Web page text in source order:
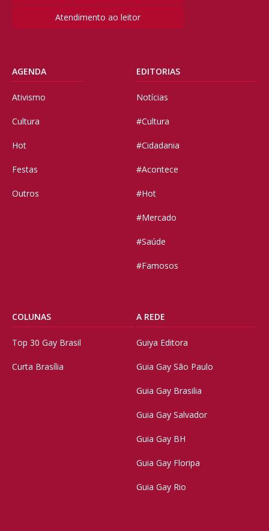
Atendimento ao leitor
AGENDA
Ativismo
Cultura
Hot
Festas
Outros
EDITORIAS
Notícias
#Cultura
#Cidadania
#Acontece
#Hot
#Mercado
#Saúde
#Famosos
COLUNAS
Top 30 Gay Brasil
Curta Brasília
A REDE
Guiya Editora
Guia Gay São Paulo
Guia Gay Brasilia
Guia Gay Salvador
Guia Gay BH
Guia Gay Floripa
Guia Gay Rio